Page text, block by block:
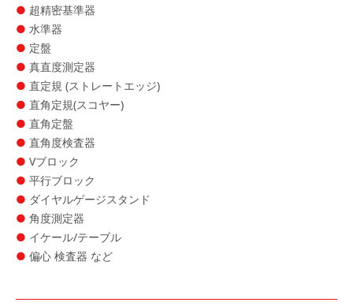
超精密基準器
水準器
定盤
真直度測定器
直定規 (ストレートエッジ)
直角定規(スコヤー)
直角定盤
直角度検査器
Vブロック
平行ブロック
ダイヤルゲージスタンド
角度測定器
イケール/テーブル
偏心 検査器 など